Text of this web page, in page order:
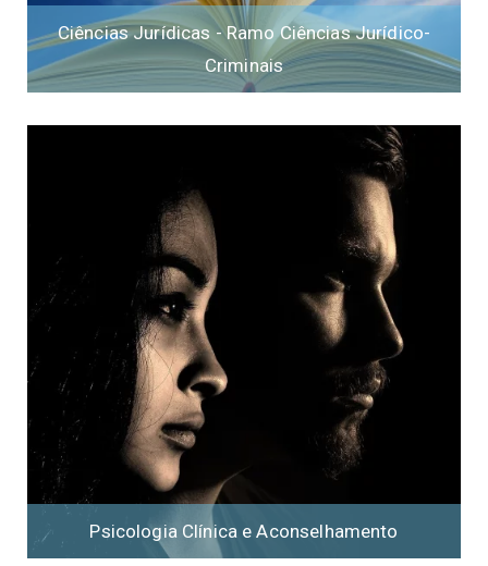
Ciências Jurídicas - Ramo Ciências Jurídico-
Criminais
Psicologia Clínica e Aconselhamento